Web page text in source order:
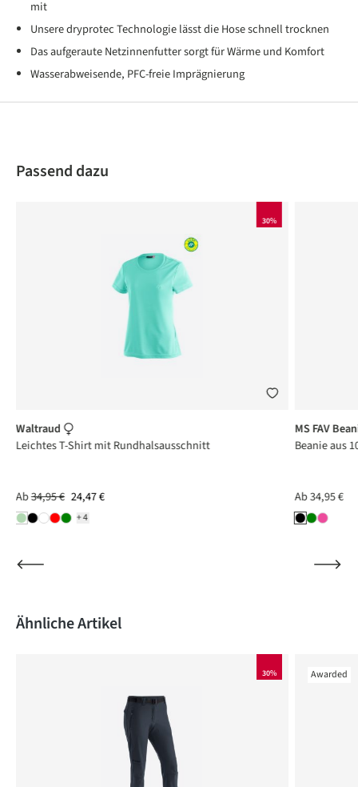
mit
Unsere dryprotec Technologie lässt die Hose schnell trocknen
Das aufgeraute Netzinnenfutter sorgt für Wärme und Komfort
Wasserabweisende, PFC-freie Imprägnierung
Produktgalerie überspringen
Passend dazu
30%
+4
Waltraud
Leichtes T-Shirt mit Rundhalsausschnitt
Ab34,95 € 24,47 €
MS FAV
Beanie aus
Ab34,95 €
Produktgalerie überspringen
Ähnliche Artikel
30% Awarded